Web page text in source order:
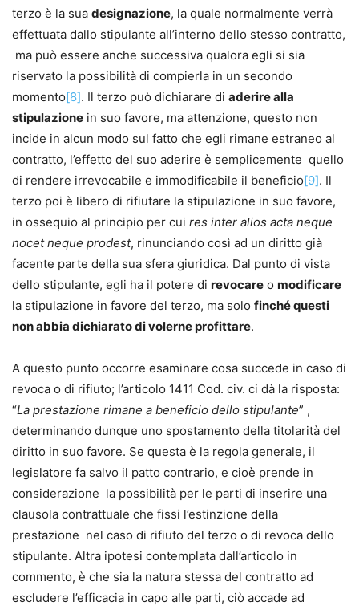
terzo è la sua designazione, la quale normalmente verrà
effettuata dallo stipulante all’interno dello stesso contratto,
ma può essere anche successiva qualora egli si sia
riservato la possibilità di compierla in un secondo
momento[8]. Il terzo può dichiarare di aderire alla
stipulazione in suo favore, ma attenzione, questo non
incide in alcun modo sul fatto che egli rimane estraneo al
contratto, l’effetto del suo aderire è semplicemente quello
di rendere irrevocabile e immodificabile il beneficio[9]. Il
terzo poi è libero di rifiutare la stipulazione in suo favore,
in ossequio al principio per cui res inter alios acta neque
nocet neque prodest, rinunciando così ad un diritto già
facente parte della sua sfera giuridica. Dal punto di vista
dello stipulante, egli ha il potere di revocare o modificare
la stipulazione in favore del terzo, ma solo finché questi
non abbia dichiarato di volerne profittare.
A questo punto occorre esaminare cosa succede in caso di
revoca o di rifiuto; l’articolo 1411 Cod. civ. ci dà la risposta:
“La prestazione rimane a beneficio dello stipulante” ,
determinando dunque uno spostamento della titolarità del
diritto in suo favore. Se questa è la regola generale, il
legislatore fa salvo il patto contrario, e cioè prende in
considerazione la possibilità per le parti di inserire una
clausola contrattuale che fissi l’estinzione della
prestazione nel caso di rifiuto del terzo o di revoca dello
stipulante. Altra ipotesi contemplata dall’articolo in
commento, è che sia la natura stessa del contratto ad
escludere l’efficacia in capo alle parti, ciò accade ad